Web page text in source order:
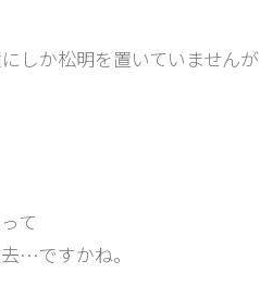
しか松明を置いていませんが
て
…ですかね。